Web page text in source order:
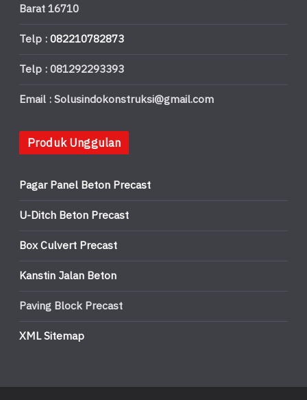
Barat 16710
Telp :082210782873
Telp : 081292293393
Email : Solusindokonstruksi@gmail.com
Produk Unggulan
Pagar Panel Beton Precast
U-Ditch Beton Precast
Box Culvert Precast
Kanstin Jalan Beton
Paving Block Precast
XML Sitemap